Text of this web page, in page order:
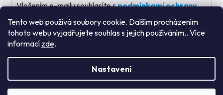
Tento web používá soubory cookie. Dalším procházením
tohoto webu vyjadřujete souhlas s jejich používáním.. Více
informací zde.
Nastavení
Vložením e-mailu souhlasíte spodmínkami ochrany
osobních údajů
PŘIHLÁSIT SE